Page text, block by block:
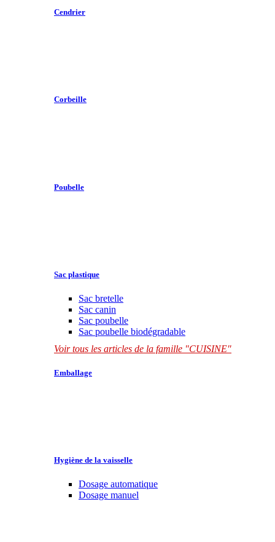
Cendrier
Corbeille
Poubelle
Sac plastique
Sac bretelle
Sac canin
Sac poubelle
Sac poubelle biodégradable
Voir tous les articles de la famille "CUISINE"
Emballage
Hygiène de la vaisselle
Dosage automatique
Dosage manuel